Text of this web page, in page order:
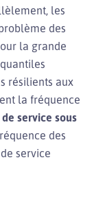
les
des
la grande
résilients aux
la fréquence
service sous
des
service